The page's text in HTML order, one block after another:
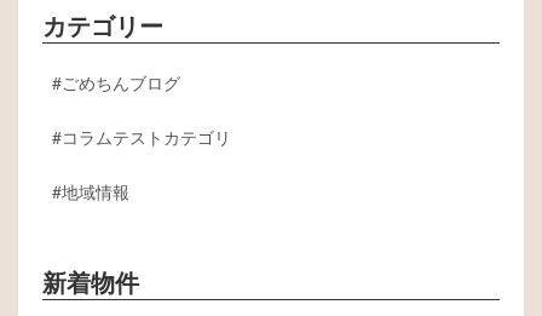
カテゴリー
ごめちんブログ
コラムテストカテゴリ
地域情報
新着物件